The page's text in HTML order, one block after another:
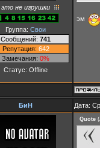
это не игрушки
Группа: Свои
Сообщений: 741
Репутация: 642
Замечания: 0%
Статус: Offline
эм
БиН Дата:
Quote (